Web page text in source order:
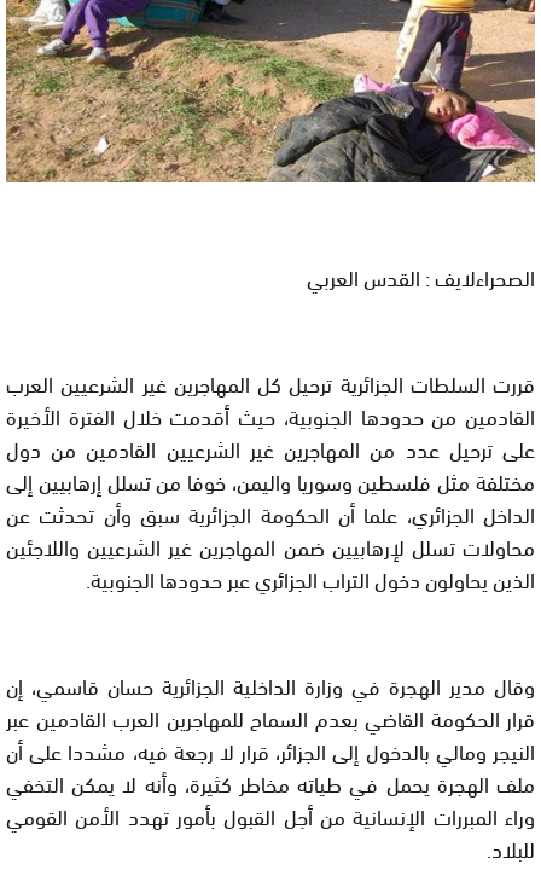
الصحراءلايف : القدس العربي
قررت السلطات الجزائرية ترحيل كل المهاجرين غير الشرعيين العرب
القادمين من حدودها الجنوبية، حيث أقدمت خلال الفترة الأخيرة
على ترحيل عدد من المهاجرين غير الشرعيين القادمين من دول
مختلفة مثل فلسطين وسوريا واليمن، خوفا من تسلل إرهابيين إلى
الداخل الجزائري، علما أن الحكومة الجزائرية سبق وأن تحدثت عن
محاولات تسلل لإرهابيين ضمن المهاجرين غير الشرعيين واللاجئين
الذين يحاولون دخول التراب الجزائري عبر حدودها الجنوبية.
وقال مدير الهجرة في وزارة الداخلية الجزائرية حسان قاسمي، إن
قرار الحكومة القاضي بعدم السماح للمهاجرين العرب القادمين عبر
النيجر ومالي بالدخول إلى الجزائر، قرار لا رجعة فيه، مشددا على أن
ملف الهجرة يحمل في طياته مخاطر كثيرة، وأنه لا يمكن التخفي
وراء المبررات الإنسانية من أجل القبول بأمور تهدد الأمن القومي
للبلاد.